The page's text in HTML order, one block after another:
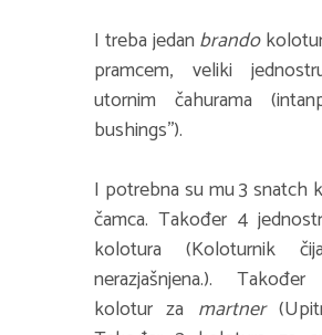
I treba jedan brando
pramcem, veliki
utornim čahurama
bushings'').
I potrebna su mu 3 snatch
čamca. Također 4
kolotura (Koloturnik
nerazjašnjena.).
kolotur za martner